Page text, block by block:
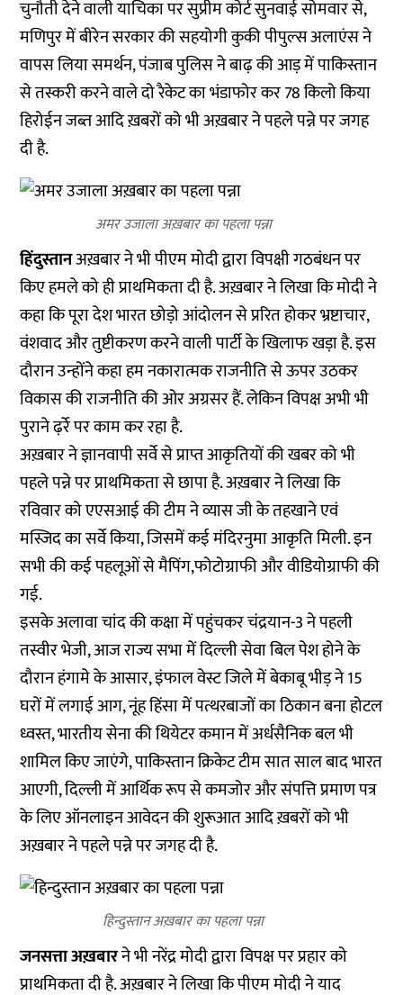
चुनौती देने वाली याचिका पर सुप्रीम कोर्ट सुनवाई सोमवार से,
मणिपुर में बीरेन सरकार की सहयोगी कुकी पीपुल्स अलाएंस ने
वापस लिया समर्थन, पंजाब पुलिस ने बाढ़ की आड़ में पाकिस्तान
से तस्करी करने वाले दो रैकेट का भंडाफोर कर 78 किलो किया
हिरोईन जब्त आदि ख़बरों को भी अख़बार ने पहले पन्ने पर जगह
दी है.
अमर उजाला अख़बार का पहला पन्ना
हिंदुस्तानअख़बार ने भी पीएम मोदी द्वारा विपक्षी गठबंधन पर
किए हमले को ही प्राथमिकता दी है. अख़बार ने लिखा कि मोदी ने
कहा कि पूरा देश भारत छोड़ो आंदोलन से प्ररित होकर भ्रष्टाचार,
वंशवाद और तुष्टीकरण करने वाली पार्टी के खिलाफ खड़ा है. इस
दौरान उन्होंने कहा हम नकारात्मक राजनीति से ऊपर उठकर
विकास की राजनीति की ओर अग्रसर हैं. लेकिन विपक्ष अभी भी
पुराने ढ़र्रे पर काम कर रहा है.
अख़बार ने ज्ञानवापी सर्वे से प्राप्त आकृतियों की खबर को भी
पहले पन्ने पर प्राथमिकता से छापा है. अख़बार ने लिखा कि
रविवार को एएसआई की टीम ने व्यास जी के तहखाने एवं
मस्जिद का सर्वे किया, जिसमें कई मंदिरनुमा आकृति मिली. इन
सभी की कई पहलूओं से मैपिंग,फोटोग्राफी और वीडियोग्राफी की
गई.
इसके अलावा चांद की कक्षा में पहुंचकर चंद्रयान-3 ने पहली
तस्वीर भेजी, आज राज्य सभा में दिल्ली सेवा बिल पेश होने के
दौरान हंगामे के आसार, इंफाल वेस्ट जिले में बेकाबू भीड़ ने 15
घरों में लगाई आग, नूंह हिंसा में पत्थरबाजों का ठिकान बना होटल
ध्वस्त, भारतीय सेना की थियेटर कमान में अर्धसैनिक बल भी
शामिल किए जाएंगे, पाकिस्तान क्रिकेट टीम सात साल बाद भारत
आएगी, दिल्ली में आर्थिक रूप से कमजोर और संपत्ति प्रमाण पत्र
के लिए ऑनलाइन आवेदन की शुरूआत आदि ख़बरों को भी
अख़बार ने पहले पन्ने पर जगह दी है.
हिन्दुस्तान अख़बार का पहला पन्ना
जनसत्ता अख़बारने भी नरेंद्र मोदी द्वारा विपक्ष पर प्रहार को
प्राथमिकता दी है. अख़बार ने लिखा कि पीएम मोदी ने याद